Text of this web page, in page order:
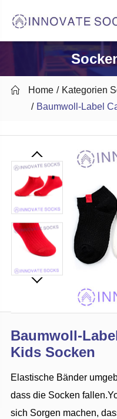
 Home Kategorien
Baumwoll-Label
Baumwoll-
Kids Socken
Elastische Bänder
dass die Socken
sich Sorgen machen,